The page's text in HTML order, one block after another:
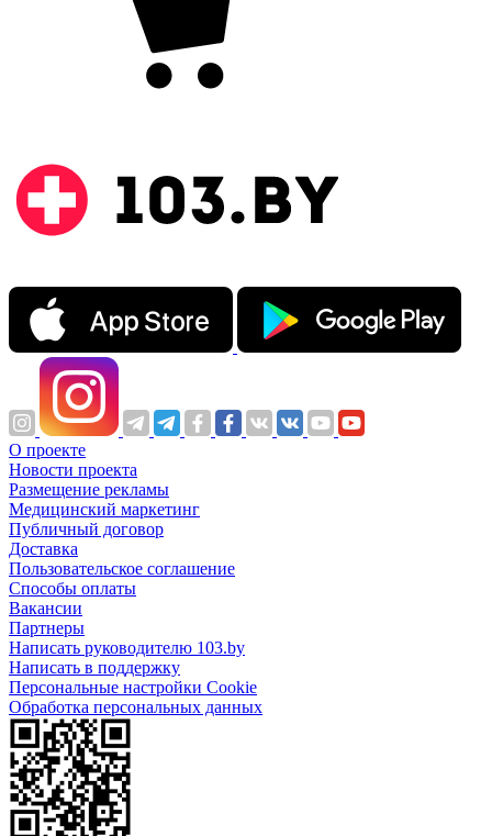
О проекте
Новости проекта
Размещение рекламы
Медицинский маркетинг
Публичный договор
Доставка
Пользовательское соглашение
Способы оплаты
Вакансии
Партнеры
Написать руководителю 103.by
Написать в поддержку
Персональные настройки Cookie
Обработка персональных данных